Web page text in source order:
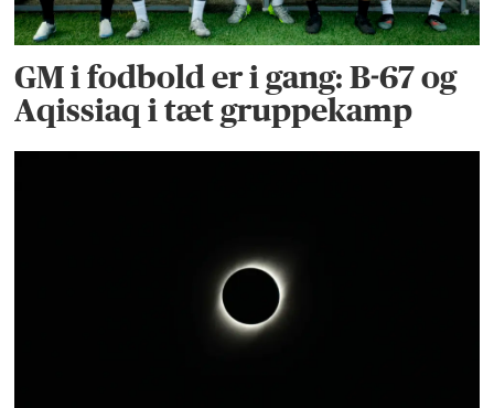
GM i fodbold er i gang: B-67 og
Aqissiaq i tæt gruppekamp